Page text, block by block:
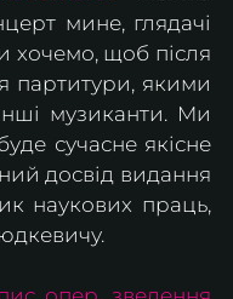
мине, глядачі
хочемо, щоб після
партитури, якими
музиканти. Ми
сучасне якісне
досвід видання
наукових праць,